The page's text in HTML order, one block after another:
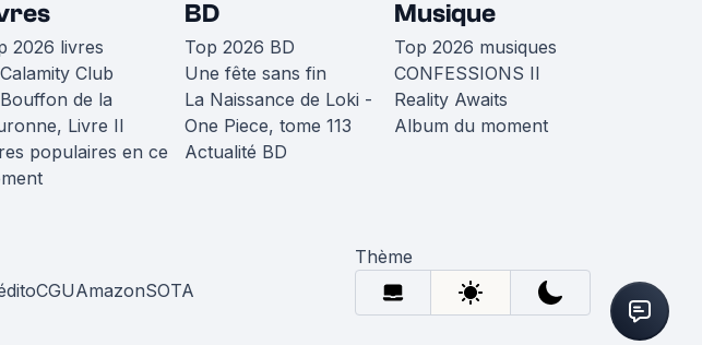
2026 livres
Club
de la
Livre II
populaires en ce
BD
Top 2026 BD
Une fête sans fin
La Naissance de Loki -
One Piece, tome 113
Actualité BD
Musique
Top 2026 musiques
CONFESSIONS II
Reality Awaits
Album du moment
CGUAmazonSOTA
Thème